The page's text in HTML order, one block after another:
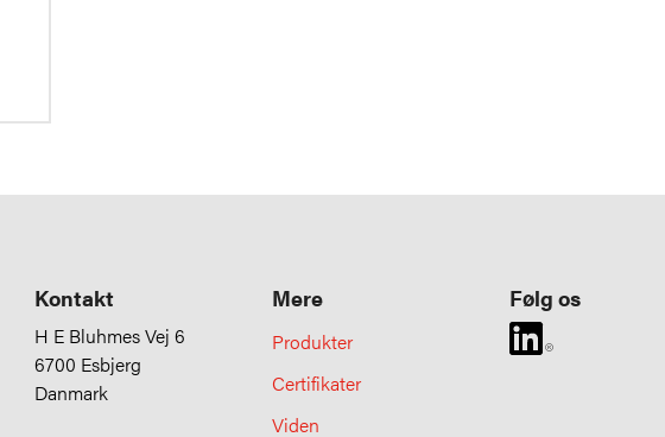
Kontakt
H E Bluhmes Vej 6
6700 Esbjerg
Danmark
Mere
Produkter
Certifikater
Viden
Følg os